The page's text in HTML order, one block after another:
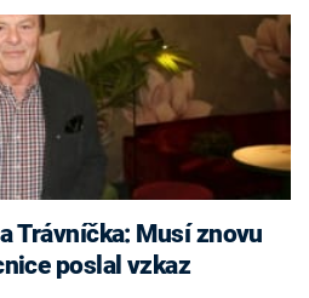
Trávníčka: Musí znovu
poslal vzkaz